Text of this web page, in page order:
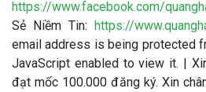
https://www.facebook.com/
Sẻ Niềm Tin: https://
email address is being protected
JavaScript enabled to view it. |
đạt mốc 100.000 đăng ký. Xin